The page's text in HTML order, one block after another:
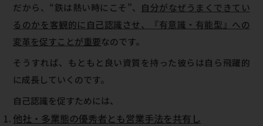
だから、“鉄は熱い時にこそ”、 自分がなぜうまくできてい
るのかを客観的に自己認識させ、『有意識・有能型』への
変革を促すことが重要なのです。
そうすれば、もともと良い資質を持った彼らは自ら飛躍的
に成長していくのです。
自己認識を促すためには、
他社・多業態の優秀者とも営業手法を共有し